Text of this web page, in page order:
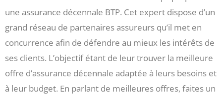
une assurance décennale BTP. Cet expert dispose d’un
grand réseau de partenaires assureurs qu’il met en
concurrence afin de défendre au mieux les intérêts de
ses clients. L’objectif étant de leur trouver la meilleure
offre d’assurance décennale adaptée à leurs besoins et
à leur budget. En parlant de meilleures offres, faites un